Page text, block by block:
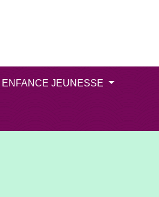
ENFANCE JEUNESSE